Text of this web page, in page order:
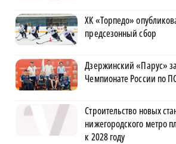
ХК «Торпедо»
предсезонный сбор
Дзержинский «Парус»
Чемпионате России по
Строительство новых
нижегородского метро
к 2028 году